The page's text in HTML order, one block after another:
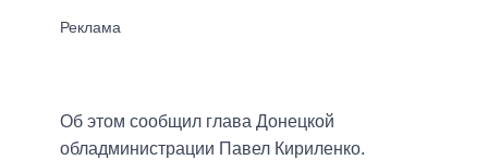
Об этом сообщил глава Донецкой
обладминистрации Павел Кириленко.